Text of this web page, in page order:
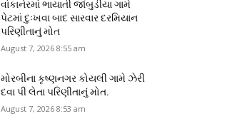
વાંકાનેરમાં ભાયાતી જાંબુડીયા ગામે
પેટમાં દુઃખવા બાદ સારવાર દરમિયાન
પરિણીતાનું મોત
August 7, 2026 8:55 am
મોરબીના કૃષ્ણનગર કોયલી ગામે ઝેરી
દવા પી લેતા પરિણીતાનું મોત.
August 7, 2026 8:53 am